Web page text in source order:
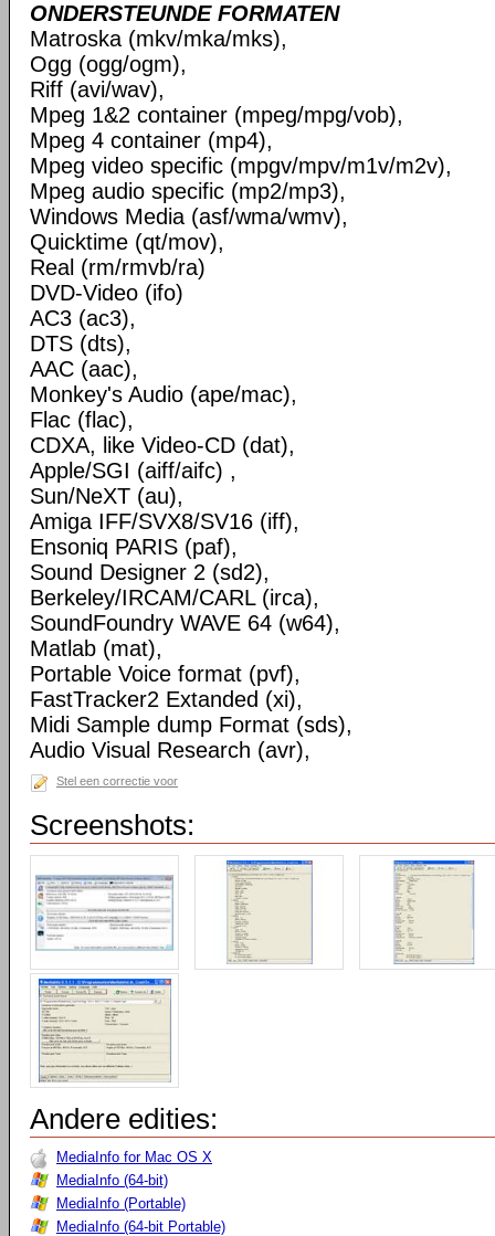
ONDERSTEUNDE FORMATEN
Matroska (mkv/mka/mks),
Ogg (ogg/ogm),
Riff (avi/wav),
Mpeg 1&2 container (mpeg/mpg/vob),
Mpeg 4 container (mp4),
Mpeg video specific (mpgv/mpv/m1v/m2v),
Mpeg audio specific (mp2/mp3),
Windows Media (asf/wma/wmv),
Quicktime (qt/mov),
Real (rm/rmvb/ra)
DVD-Video (ifo)
AC3 (ac3),
DTS (dts),
AAC (aac),
Monkey's Audio (ape/mac),
Flac (flac),
CDXA, like Video-CD (dat),
Apple/SGI (aiff/aifc) ,
Sun/NeXT (au),
Amiga IFF/SVX8/SV16 (iff),
Ensoniq PARIS (paf),
Sound Designer 2 (sd2),
Berkeley/IRCAM/CARL (irca),
SoundFoundry WAVE 64 (w64),
Matlab (mat),
Portable Voice format (pvf),
FastTracker2 Extanded (xi),
Midi Sample dump Format (sds),
Audio Visual Research (avr),
Stel een correctie voor
Screenshots:
Andere edities:
MediaInfo for Mac OS X
MediaInfo (64-bit)
MediaInfo (Portable)
MediaInfo (64-bit Portable)